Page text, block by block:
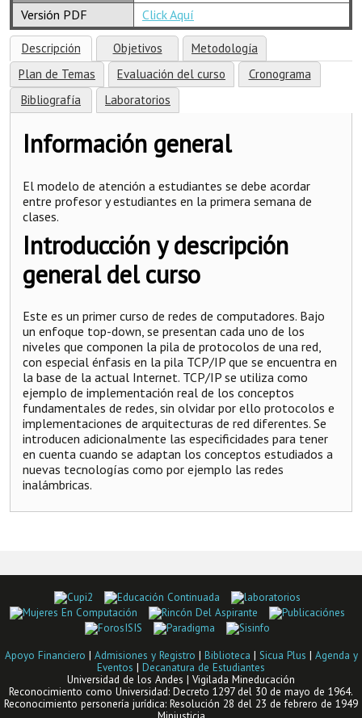
Versión PDF
Click Aquí
Descripción Objetivos
Metodología
Plan de Temas
Evaluación del curso
Cronograma
Bibliografía
Laboratorios
Información general
El modelo de atención a estudiantes se debe acordar
entre profesor y estudiantes en la primera semana de
clases.
Introducción y descripción
general del curso
Este es un primer curso de redes de computadores. Bajo
un enfoque top-down, se presentan cada uno de los
niveles que componen la pila de protocolos de una red,
con especial énfasis en la pila TCP/IP que se encuentra en
la base de la actual Internet. TCP/IP se utiliza como
ejemplo de implementación real de los conceptos
fundamentales de redes, sin olvidar por ello protocolos e
implementaciones de arquitecturas de red diferentes. Se
introducen adicionalmente las especificidades para tener
en cuenta cuando se adaptan los conceptos estudiados a
nuevas tecnologías como por ejemplo las redes
inalámbricas.
Apoyo Financiero | Admisiones y Registro | Biblioteca | Sicua Plus | Agenda y
Eventos | Decanatura de Estudiantes
Universidad de los Andes | Vigilada Mineducación
Reconocimiento como Universidad: Decreto 1297 del 30 de mayo de 1964.
Reconocimiento personería jurídica: Resolución 28 del 23 de febrero de 1949